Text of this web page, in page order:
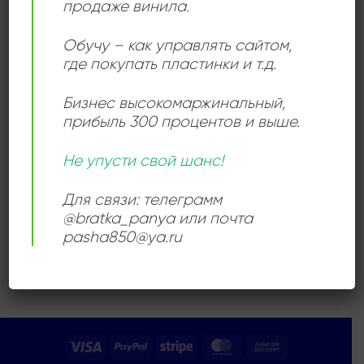
POWER POP
Mental As Anything –
1200,00₽
Продается: Интернет-магазин
Пластиночка
Visa PayPal Stripe MasterCard
продаже винила.
Обучу – как управлять сайтом,
где покупать пластинки и т.д.
Бизнес высокомаржинальный,
прибыль 300 процентов и выше.
Не упусти свой шанс!
Для связи: телеграмм
@bratka_panya или почта
pasha850@ya.ru